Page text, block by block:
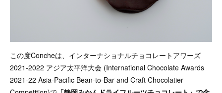
この度Concheは、インターナショナルチョコレートアワーズ
2021-2022 アジア太平洋大会 (International Chocolate Awards
2021-22 Asia-Pacific Bean-to-Bar and Craft Chocolatier